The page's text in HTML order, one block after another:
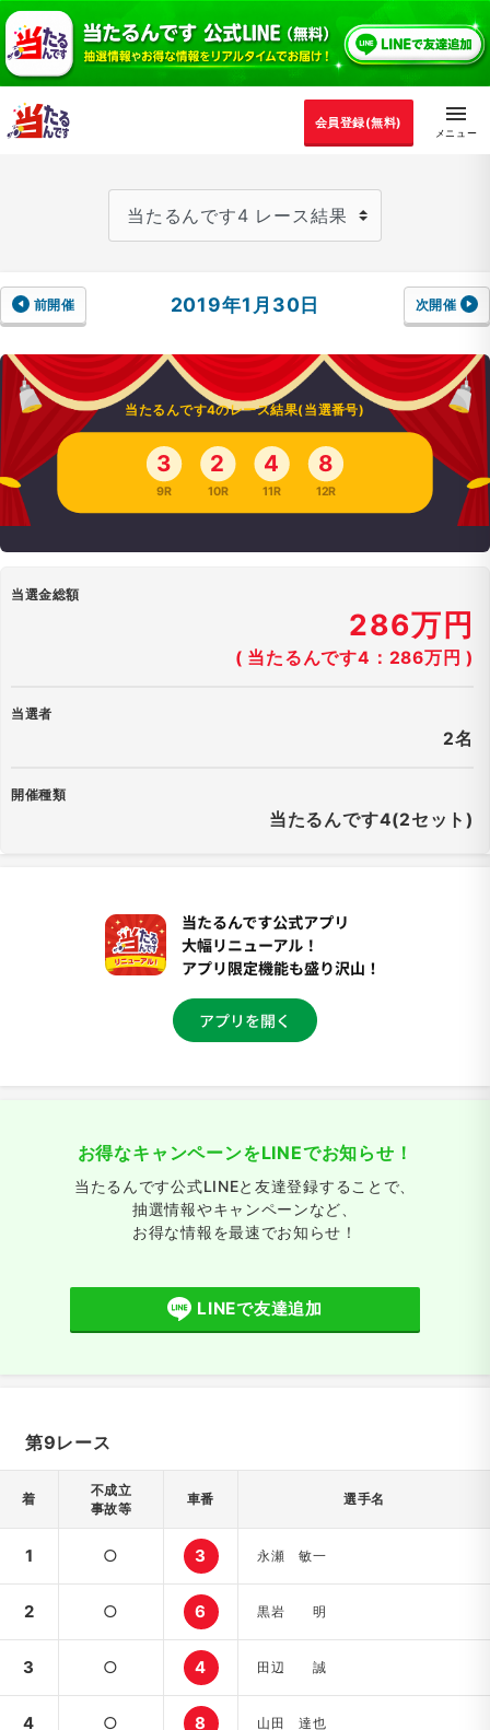
会員登録(無料)
前開催 2019年1月30日 次開催
当たるんです4のレース結果(当選番号)
3
9R
2
10R
4
11R
8
12R
当選金総額
286万円
( 当たるんです4：286万円 )
当選者
2名
開催種類
当たるんです4(2セット)
お得なキャンペーンをLINEでお知らせ！
当たるんです公式LINEと友達登録することで、
抽選情報やキャンペーンなど、
お得な情報を最速でお知らせ！
LINEで友達追加
第9レース
着
不成立
事故等
車番 選手名
1 ○ 3 永瀬 敏一
2 ○ 6 黒岩 明
3 ○ 4 田辺 誠
4 ○ 8 山田 達也